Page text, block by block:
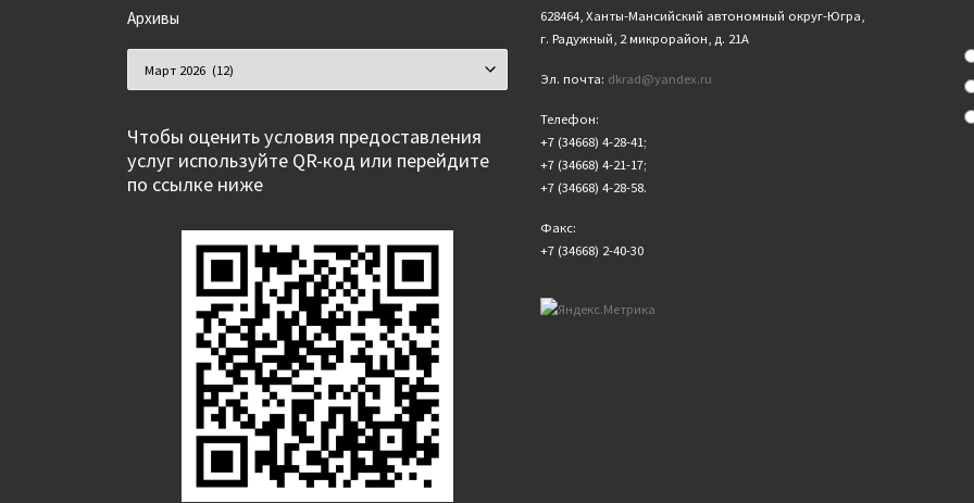
Архивы
Чтобы оценить условия предоставления
услуг используйте QR-код или перейдите
по ссылке ниже
628464, Ханты-Мансийский автономный округ-Югра,
г. Радужный, 2 микрорайон, д. 21А
Эл. почта: dkrad@yandex.ru
Телефон:
+7 (34668) 4-28-41;
+7 (34668) 4-21-17;
+7 (34668) 4-28-58.
Факс:
+7 (34668) 2-40-30